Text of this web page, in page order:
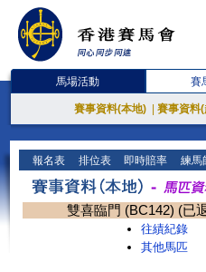
馬場活動 賽
賽事資料(本地) 賽事資料
報名表 排位表 即時賠率 練馬
雙喜臨門 (BC142) (已
往績紀錄
其他馬匹